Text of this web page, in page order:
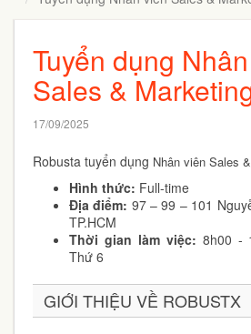
Tuyển dụng
Sales &
17/09/2025
Robusta tuyển dụng Nhân viên Sales
Hình thức: Full-time
Địa điểm: 97 – 99 – 101
TP.HCM
Thời gian làm việc: 8h00 -
Thứ 6
GIỚI THIỆU VỀ ROBUSTX